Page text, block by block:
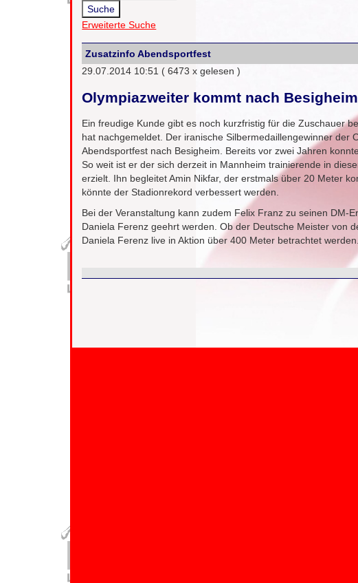
Erweiterte Suche
Zusatzinfo Abendsportfest
29.07.2014 10:51 ( 6473 x gelesen )
Olympiazweiter kommt nach Besigheim
Ein freudige Kunde gibt es noch kurzfristig für die Zuschauer
hat nachgemeldet. Der iranische Silbermedaillengewinner der
Abendsportfest nach Besigheim. Bereits vor zwei Jahren
So weit ist er der sich derzeit in Mannheim trainierende in
erzielt. Ihn begleitet Amin Nikfar, der erstmals über 20 Meter
könnte der Stadionrekord verbessert werden.
Bei der Veranstaltung kann zudem Felix Franz zu seinen DM-
Daniela Ferenz geehrt werden. Ob der Deutsche Meister von
Daniela Ferenz live in Aktion über 400 Meter betrachtet werden.